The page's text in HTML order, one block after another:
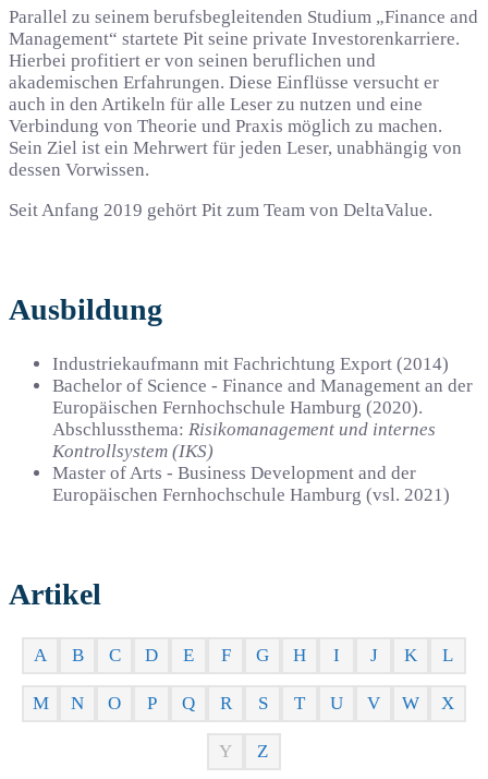
Parallel zu seinem berufsbegleitenden Studium „Finance and
Management“ startete Pit seine private Investorenkarriere.
Hierbei profitiert er von seinen beruflichen und
akademischen Erfahrungen. Diese Einflüsse versucht er
auch in den Artikeln für alle Leser zu nutzen und eine
Verbindung von Theorie und Praxis möglich zu machen.
Sein Ziel ist ein Mehrwert für jeden Leser, unabhängig von
dessen Vorwissen.
Seit Anfang 2019 gehört Pit zum Team von DeltaValue.
Ausbildung
Industriekaufmann mit Fachrichtung Export (2014)
Bachelor of Science - Finance and Management an der
Europäischen Fernhochschule Hamburg (2020).
Abschlussthema: Risikomanagement und internes
Kontrollsystem (IKS)
Master of Arts - Business Development and der
Europäischen Fernhochschule Hamburg (vsl. 2021)
Artikel
A B C D E F G H I J K L
M N O P Q R S T U V W X
Y Z